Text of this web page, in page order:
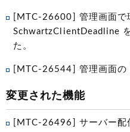
[MTC-26600] 管理画面で
SchwartzClientDeadline
た。
[MTC-26544] 管理画面
変更された機能
[MTC-26496] サーバー配